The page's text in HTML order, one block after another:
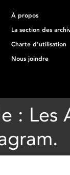
À propos
La section des
Charte d'utilisation
Nous joindre
: Les